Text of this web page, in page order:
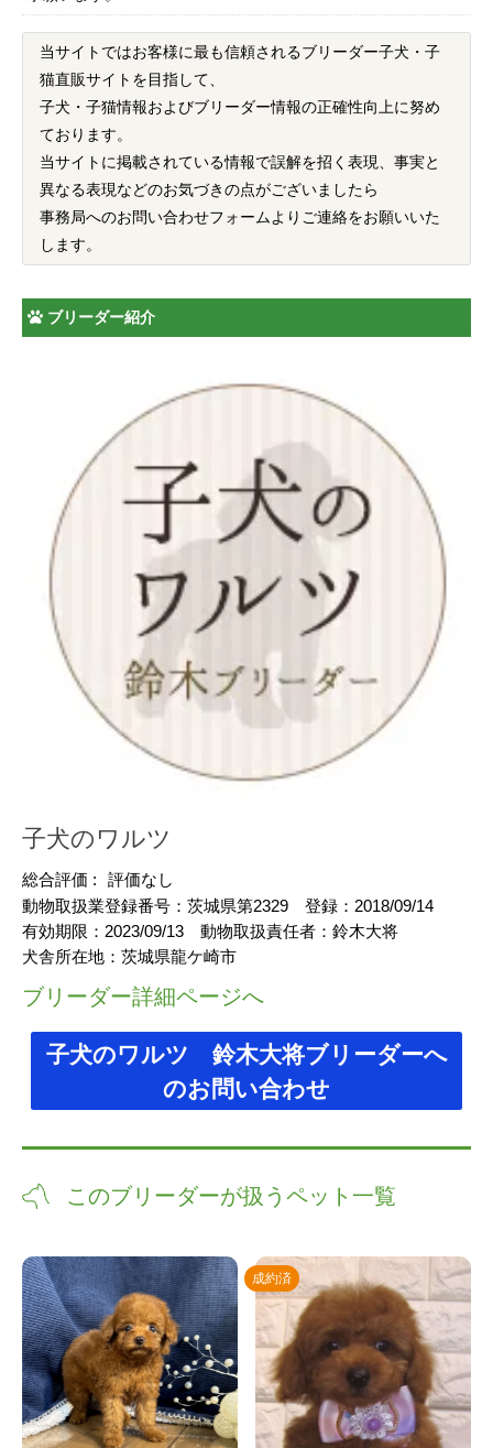
当サイトではお客様に最も信頼されるブリーダー子犬・子
猫直販サイトを目指して、
子犬・子猫情報およびブリーダー情報の正確性向上に努め
ております。
当サイトに掲載されている情報で誤解を招く表現、事実と
異なる表現などのお気づきの点がございましたら
事務局へのお問い合わせフォームよりご連絡をお願いいた
します。
ブリーダー紹介
子犬のワルツ
総合評価 :
評価なし
動物取扱業登録番号： 茨城県第2329 登録： 2018/09/14
有効期限： 2023/09/13 動物取扱責任者： 鈴木大将
犬舎所在地： 茨城県龍ケ崎市
ブリーダー詳細ページへ
子犬のワルツ 鈴木大将ブリーダーへ
のお問い合わせ
このブリーダーが扱うペット一覧
成約済